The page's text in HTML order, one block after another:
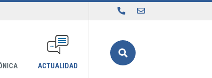
ACTUALIDAD